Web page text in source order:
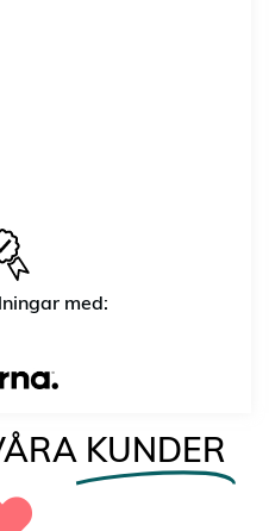
med:
KUNDER